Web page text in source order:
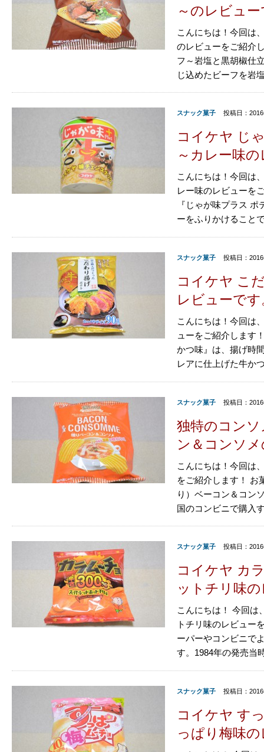
～のレビュ
こんにちは！今回は
のレビューをご紹介
フ～岩塩と黒胡椒仕
じ込めたビーフを岩
スナック菓子 投稿日：
コイケヤ じ
～カレー味
こんにちは！今回は
レー味のレビューを
『じゃが味プラス
ーをふりかけること
スナック菓子 投稿日：
コイケヤ こ
レビューです
こんにちは！今回は
ューをご紹介します
かつ味』は、揚げ時
レアに仕上げた牛か
スナック菓子 投稿日：
独特のコン
ン＆コンソ
こんにちは！今回は
をご紹介します！ お
り）ベーコン＆コン
国のコンビニで購入
スナック菓子 投稿日：
コイケヤ カ
ットチリ味
こんにちは！ 今回は
トチリ味のレビュー
ーパーやコンビニで
す。1984年の発売当
スナック菓子 投稿日：
コイケヤ す
っぱり梅味